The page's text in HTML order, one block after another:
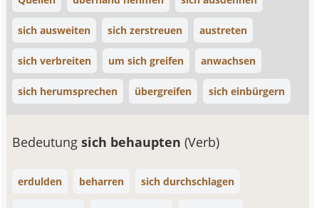
sich ausweiten sich zerstreuen austreten
sich verbreiten um sich greifen anwachsen
sich herumsprechen übergreifen sich einbürgern
Bedeutungsich behaupten(Verb)
erdulden beharren sich durchschlagen